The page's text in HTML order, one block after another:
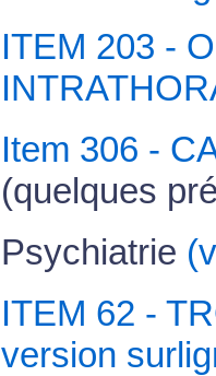
ITEM 203 -
Item 306 -
(quelques
Psychiatrie
ITEM 62 -
version